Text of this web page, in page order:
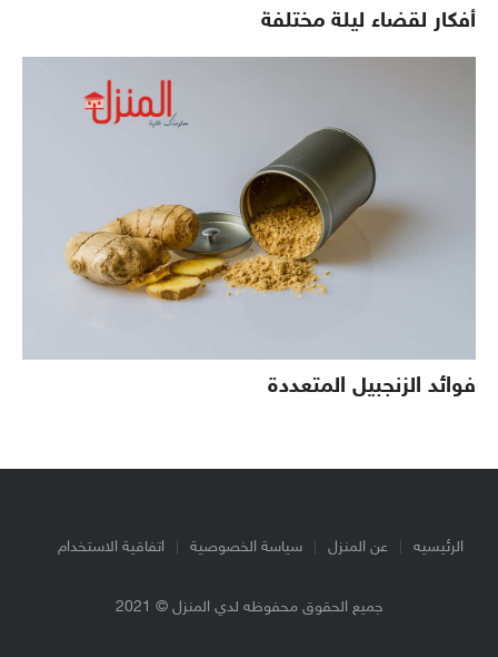
أفكار لقضاء ليلة مختلفة
فوائد الزنجبيل المتعددة
الرئيسيه عن المنزل سياسة الخصوصية اتفاقية الاستخدام
جميع الحقوق محفوظه لدي المنزل © 2021